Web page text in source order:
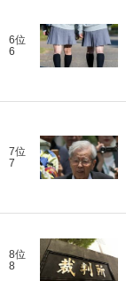
6位
6
7位
7
8位
8